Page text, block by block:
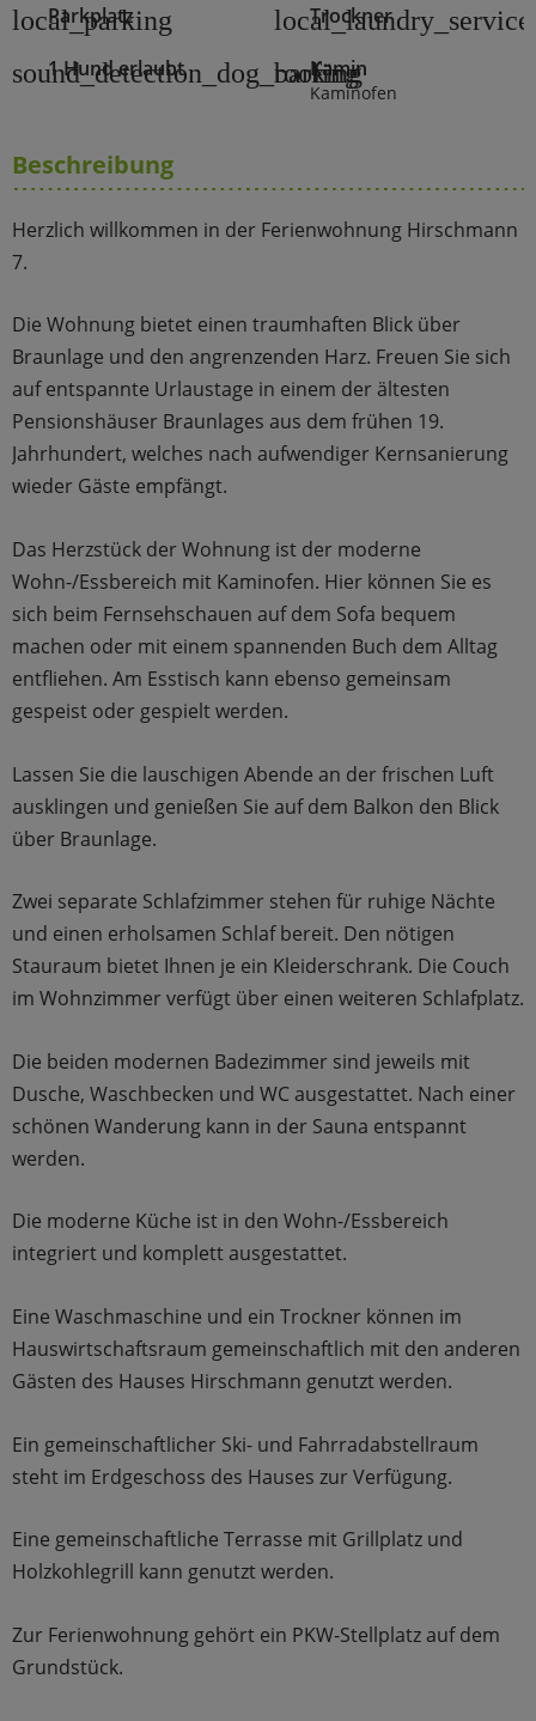
local_parking
Parkplatz local_laundry_service
Trockner
sound_detection_dog_barking
1 Hund erlaubt roofing
Kamin
Kaminofen
Beschreibung
Herzlich willkommen in der Ferienwohnung Hirschmann
7.
Die Wohnung bietet einen traumhaften Blick über
Braunlage und den angrenzenden Harz. Freuen Sie sich
auf entspannte Urlaustage in einem der ältesten
Pensionshäuser Braunlages aus dem frühen 19.
Jahrhundert, welches nach aufwendiger Kernsanierung
wieder Gäste empfängt.
Das Herzstück der Wohnung ist der moderne
Wohn-/Essbereich mit Kaminofen. Hier können Sie es
sich beim Fernsehschauen auf dem Sofa bequem
machen oder mit einem spannenden Buch dem Alltag
entfliehen. Am Esstisch kann ebenso gemeinsam
gespeist oder gespielt werden.
Lassen Sie die lauschigen Abende an der frischen Luft
ausklingen und genießen Sie auf dem Balkon den Blick
über Braunlage.
Zwei separate Schlafzimmer stehen für ruhige Nächte
und einen erholsamen Schlaf bereit. Den nötigen
Stauraum bietet Ihnen je ein Kleiderschrank. Die Couch
im Wohnzimmer verfügt über einen weiteren Schlafplatz.
Die beiden modernen Badezimmer sind jeweils mit
Dusche, Waschbecken und WC ausgestattet. Nach einer
schönen Wanderung kann in der Sauna entspannt
werden.
Die moderne Küche ist in den Wohn-/Essbereich
integriert und komplett ausgestattet.
Eine Waschmaschine und ein Trockner können im
Hauswirtschaftsraum gemeinschaftlich mit den anderen
Gästen des Hauses Hirschmann genutzt werden.
Ein gemeinschaftlicher Ski- und Fahrradabstellraum
steht im Erdgeschoss des Hauses zur Verfügung.
Eine gemeinschaftliche Terrasse mit Grillplatz und
Holzkohlegrill kann genutzt werden.
Zur Ferienwohnung gehört ein PKW-Stellplatz auf dem
Grundstück.